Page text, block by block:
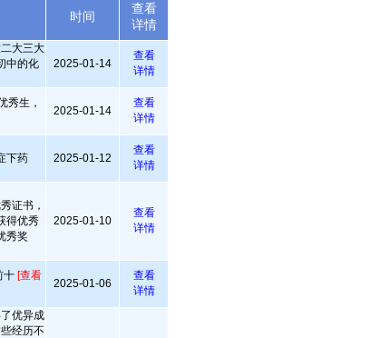
时间
查看
详情
大三大
中的化
2025-01-14
查看
详情
秀生，
2025-01-14
查看
详情
下药 2025-01-12
查看
详情
证书，
得优秀
秀奖
2025-01-10
查看
详情
十 [查看
2025-01-06
查看
详情
优异成
经历不